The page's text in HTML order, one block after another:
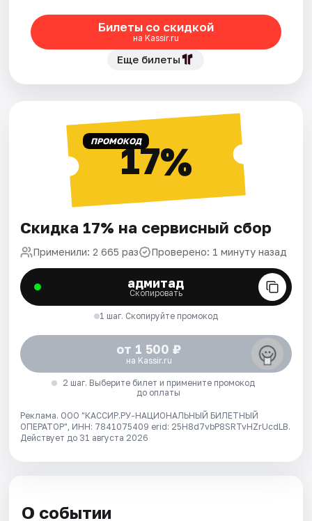
Билеты со скидкой
на Kassir.ru
Еще билеты
ПРОМОКОД17%
Скидка 17% на сервисный сбор
Применили: 2 665 раз Проверено: 1 минуту назад
адмитад
Скопировать
1 шаг. Скопируйте промокод
от 1 500 ₽
на Kassir.ru
2 шаг. Выберите билет и примените промокод
до оплаты
Реклама. ООО "КАССИР.РУ-НАЦИОНАЛЬНЫЙ БИЛЕТНЫЙ
ОПЕРАТОР", ИНН: 7841075409 erid: 25H8d7vbP8SRTvHZrUcdLB.
Действует до 31 августа 2026
О событии